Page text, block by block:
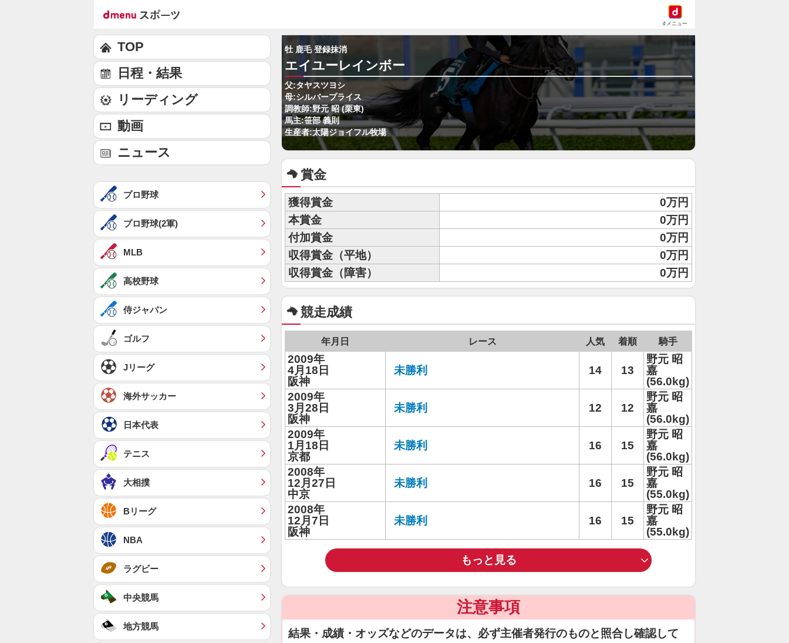
dメニュー
牡 鹿毛 登録抹消
エイユーレインボー
父:タヤスツヨシ
母:シルバープライス
調教師:野元 昭 (栗東)
馬主:笹部 義則
生産者:太陽ジョイフル牧場
賞金
獲得賞金
0万円
本賞金
0万円
付加賞金
0万円
収得賞金（平地）
0万円
収得賞金（障害）
0万円
競走成績
年月日 レース 人気 着順 騎手
2009年
4月18日
阪神
未勝利 14 13
野元 昭
嘉
(56.0kg)
2009年
3月28日
阪神
未勝利 12 12
野元 昭
嘉
(56.0kg)
2009年
1月18日
京都
未勝利 16 15
野元 昭
嘉
(56.0kg)
2008年
12月27日
中京
未勝利 16 15
野元 昭
嘉
(55.0kg)
2008年
12月7日
阪神
未勝利 16 15
野元 昭
嘉
(55.0kg)
もっと見る
注意事項
結果・成績・オッズなどのデータは、必ず主催者発行のものと照合し確認して
TOP
日程・結果
リーディング
動画
ニュース
プロ野球
プロ野球(2軍)
MLB
高校野球
侍ジャパン
ゴルフ
Jリーグ
海外サッカー
日本代表
テニス
大相撲
Bリーグ
NBA
ラグビー
中央競馬
地方競馬